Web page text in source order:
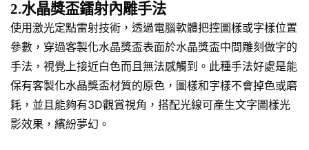
2.水晶獎盃鐳射內雕手法
使用激光定點雷射技術，透過電腦軟體把控圖樣或字樣位置
參數，穿過客製化水晶獎盃表面於水晶獎盃中間雕刻做字的
手法，視覺上接近白色而且無法感觸到。此種手法好處是能
保有客製化水晶獎盃材質的原色，圖樣和字樣不會掉色或磨
耗，並且能夠有3D觀賞視角，搭配光線可產生文字圖樣光
影效果，繽紛夢幻。